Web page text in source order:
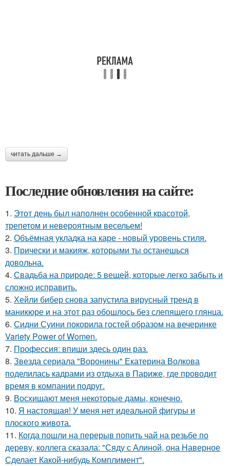
читать дальше →
Последние обновления на сайте:
1. Этот день был наполнен особенной красотой,
трепетом и невероятным весельем!
2. Объёмная укладка на каре - новый уровень стиля.
3. Прически и макияж, которыми ты останешься
довольна.
4. Свадьба на природе: 5 вещей, которые легко забыть и
сложно исправить.
5. Хейли бибер снова запустила вирусный тренд в
маникюре и на этот раз обошлось без слепящего глянца.
6. Сидни Суини покорила гостей образом на вечеринке
Variety Power of Women.
7. Профессия: впиши здесь один раз.
8. Звезда сериала "Воронины" Екатерина Волкова
поделилась кадрами из отдыха в Париже, где проводит
время в компании подруг.
9. Восхищают меня некоторые дамы, конечно.
10. Я настоящая! У меня нет идеальной фигуры и
плоского живота.
11. Когда пошли на перерыв попить чай на резьбе по
дереву, коллега сказала: "Сяду с Алиной, она Наверное
Сделает Какой-нибудь Комплимент".